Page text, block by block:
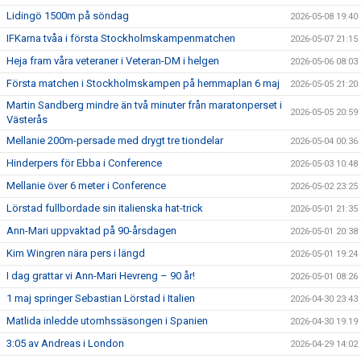
Lidingö 1500m på söndag 2026-05-08 19:40
IFKarna tvåa i första Stockholmskampenmatchen 2026-05-07 21:15
Heja fram våra veteraner i Veteran-DM i helgen 2026-05-06 08:03
Första matchen i Stockholmskampen på hemmaplan 6 maj 2026-05-05 21:20
Martin Sandberg mindre än två minuter från maratonperset i
Västerås
2026-05-05 20:59
Mellanie 200m-persade med drygt tre tiondelar 2026-05-04 00:36
Hinderpers för Ebba i Conference 2026-05-03 10:48
Mellanie över 6 meter i Conference 2026-05-02 23:25
Lörstad fullbordade sin italienska hat-trick 2026-05-01 21:35
Ann-Mari uppvaktad på 90-årsdagen 2026-05-01 20:38
Kim Wingren nära pers i längd 2026-05-01 19:24
I dag grattar vi Ann-Mari Hevreng – 90 år! 2026-05-01 08:26
1 maj springer Sebastian Lörstad i Italien 2026-04-30 23:43
Matlida inledde utomhssäsongen i Spanien 2026-04-30 19:19
3:05 av Andreas i London 2026-04-29 14:02